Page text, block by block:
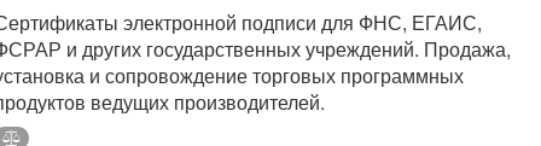
электронной подписи для ФНС, ЕГАИС,
и других государственных учреждений. Продажа,
и сопровождение торговых программных
ведущих производителей.